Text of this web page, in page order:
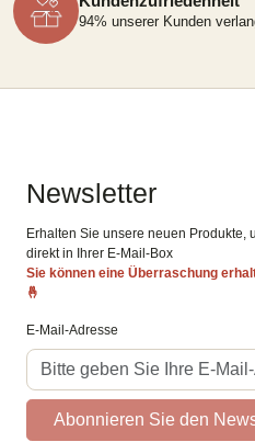
94% unserer Kunden
Newsletter
Erhalten Sie unsere neuen Produkte,
direkt in Ihrer E-Mail-Box
Sie können eine Überraschung
🤞
E-Mail-Adresse
Abonnieren Sie den